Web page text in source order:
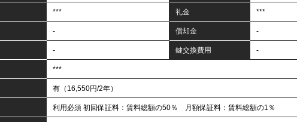
*** 礼金 ***
- 償却金 -
- 鍵交換費用 -
***
有（16,550円/2年）
利用必須 初回保証料：賃料総額の50％ 月額保証料：賃料総額の1％